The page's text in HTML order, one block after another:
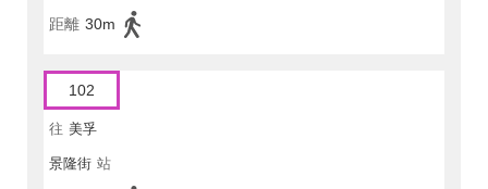
距離 30m
102
往 美孚
景隆街 站